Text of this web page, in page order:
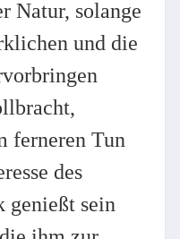
Natur, solange
und die
ferneren Tun
des
genießt sein